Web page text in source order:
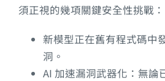
須正視的幾項關鍵安全性挑戰：
新模型正在舊有程式碼中
洞。
AI 加速漏洞武器化：無論